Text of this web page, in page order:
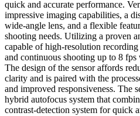
quick and accurate performance.
impressive imaging capabilities, a
wide-angle lens, and a flexible
shooting needs. Utilizing a proven
capable of high-resolution
and continuous shooting up to 8 fps
The design of the sensor affords
clarity and is paired with the
and improved responsiveness. The
hybrid autofocus system that
contrast-detection system for quick